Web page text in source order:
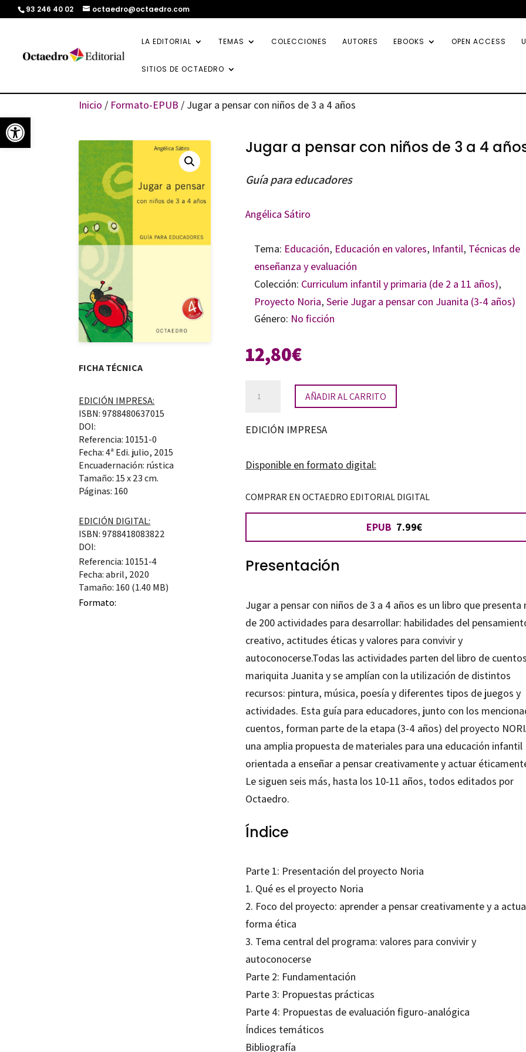
Abrir barra de herramientas
93 246 40 02 octaedro@octaedro.com
LA EDITORIAL TEMAS COLECCIONES AUTORES EBOOKS OPEN ACCESS
SITIOS DE OCTAEDRO
Inicio / Formato-EPUB / Jugar a pensar con niños de 3 a 4 años
FICHA TÉCNICA
EDICIÓN IMPRESA:
ISBN: 9788480637015
DOI:
Referencia: 10151-0
Fecha: 4ª Edi. julio, 2015
Encuadernación: rústica
Tamaño: 15 x 23 cm.
Páginas: 160
EDICIÓN DIGITAL:
ISBN: 9788418083822
DOI:
Referencia: 10151-4
Fecha: abril, 2020
Tamaño: 160 (1.40 MB)
Formato:
Jugar a pensar con niños de 3 a 4
Guía para educadores
Angélica Sátiro
Tema: Educación, Educación en valores, Infantil, Técnicas de
enseñanza y evaluación
Colección: Curriculum infantil y primaria (de 2 a 11 años),
Proyecto Noria, Serie Jugar a pensar con Juanita (3-4 años)
Género: No ficción
12,80€
pensar
niños
3
a
cantidad
AÑADIR AL CARRITO
EDICIÓN IMPRESA
Disponible en formato digital:
COMPRAR EN OCTAEDRO EDITORIAL DIGITAL
EPUB 7.99€
Presentación
Jugar a pensar con niños de 3 a 4 años es un libro que presenta
de 200 actividades para desarrollar: habilidades del
creativo, actitudes éticas y valores para convivir y
autoconocerse.Todas las actividades parten del libro de
mariquita Juanita y se amplían con la utilización de distintos
recursos: pintura, música, poesía y diferentes tipos de juegos y
actividades. Esta guía para educadores, junto con los
cuentos, forman parte de la etapa (3-4 años) del proyecto
una amplia propuesta de materiales para una educación infantil
orientada a enseñar a pensar creativamente y actuar
Le siguen seis más, hasta los 10-11 años, todos editados por
Octaedro.
Índice
Parte 1: Presentación del proyecto Noria
1. Qué es el proyecto Noria
2. Foco del proyecto: aprender a pensar creativamente y a
forma ética
3. Tema central del programa: valores para convivir y
autoconocerse
Parte 2: Fundamentación
Parte 3: Propuestas prácticas
Parte 4: Propuestas de evaluación figuro-analógica
Índices temáticos
Bibliografía